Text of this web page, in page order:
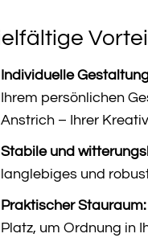
Individuelle
Ihrem persönlichen
Anstrich – Ihrer
Stabile und
langlebiges und
Praktischer Stauraum:
Platz, um Ordnung in